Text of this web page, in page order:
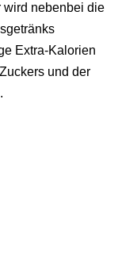
wird nebenbei die
Extra-Kalorien
und der